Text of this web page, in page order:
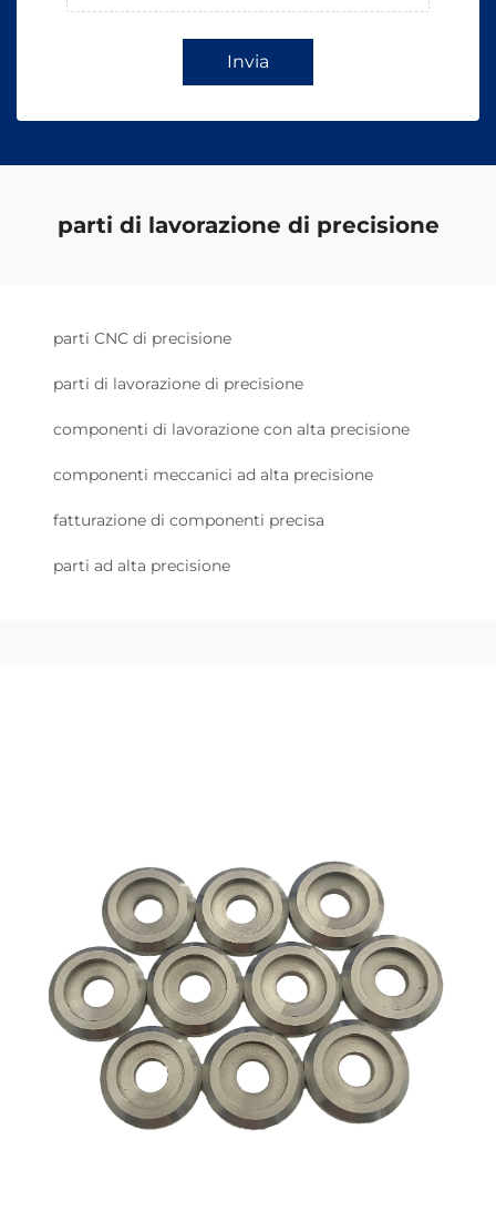
Invia
parti di lavorazione di precisione
parti CNC di precisione
parti di lavorazione di precisione
componenti di lavorazione con alta precisione
componenti meccanici ad alta precisione
fatturazione di componenti precisa
parti ad alta precisione